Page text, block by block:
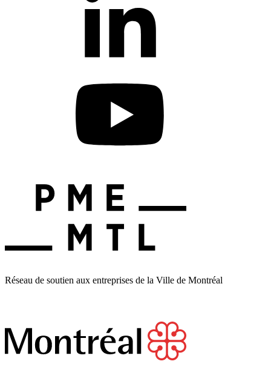
Réseau de soutien aux entreprises de la Ville de Montréal